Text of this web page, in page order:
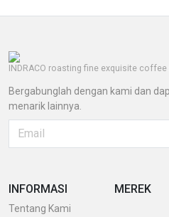
INDRACO roasting fine exquisite coffee
Bergabunglah dengan kami dan
menarik lainnya.
INFORMASI
Tentang Kami
MEREK